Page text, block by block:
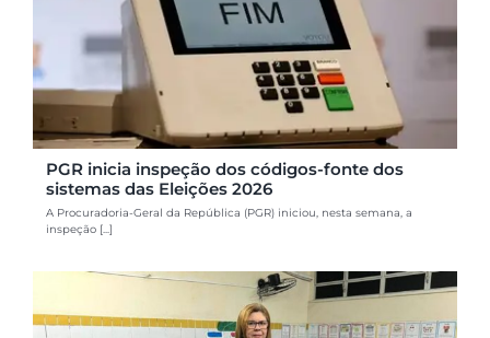
PGR inicia inspeção dos códigos-fonte dos
sistemas das Eleições 2026
A Procuradoria-Geral da República (PGR) iniciou, nesta semana, a
inspeção [...]